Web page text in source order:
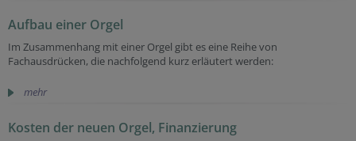
Aufbau einer Orgel
Im Zusammenhang mit einer Orgel gibt es eine Reihe von
Fachausdrücken, die nachfolgend kurz erläutert werden:
mehr
Kosten der neuen Orgel, Finanzierung